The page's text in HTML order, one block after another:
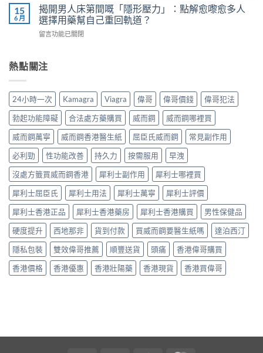
教
你
安
效
改
早
洩〉
中
威
而
使
得
全
全
解
析〉
中
用
7
步
＋
副
效
多
數
係
食
唔
對，
副
作
用
要
識
分
輕
重〉
中
而
鋼
vs
樂
成
制、
用
法、
持
續
時
間、
副
作
用
一
次
對
清〉
中
15
6 月
揭開男人床第間嘅「隱形壓力」：點解愈嚟愈多人
選擇用藥幫自己重回軌道？
在
男
人
第
嘅
「隱
形
壓
力」：
點
解
愈
嚟
愈
多
人
選
擇
用
藥
幫
留言功能已關閉
熱點關注
24小時一次 Kamagra Viagra 偉哥 偉哥價錢
偉哥犯法
勃起功能障礙
合法處方藥購買 威而鋼
威而鋼哪裡買
威而鋼萬寧
威而鋼香港醫生紙 屈臣氏威而鋼
常見副作用
必利勁
性功能改善 持久力 按需服用
早洩
沒處方籤買威而鋼香港
犀利士副作用
犀利士哪裡買
犀利士屈臣氏
犀利士用法 犀利士萬寧
犀利士評價
犀利士香港正品
犀利士香港藥房 犀利士香港購買
男性保健品
硬度提升
西地那非 貨到付款 買威而鋼要醫生紙嗎
達泊西汀
隱私包裝
雙效偉哥推薦 順豐送貨 頭痛
香港偉哥購買
香港價格
香港優惠 香港壯陽藥 香港現貨 香港買偉哥